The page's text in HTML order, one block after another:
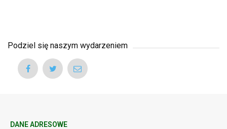
Podziel się naszym wydarzeniem
DANE ADRESOWE